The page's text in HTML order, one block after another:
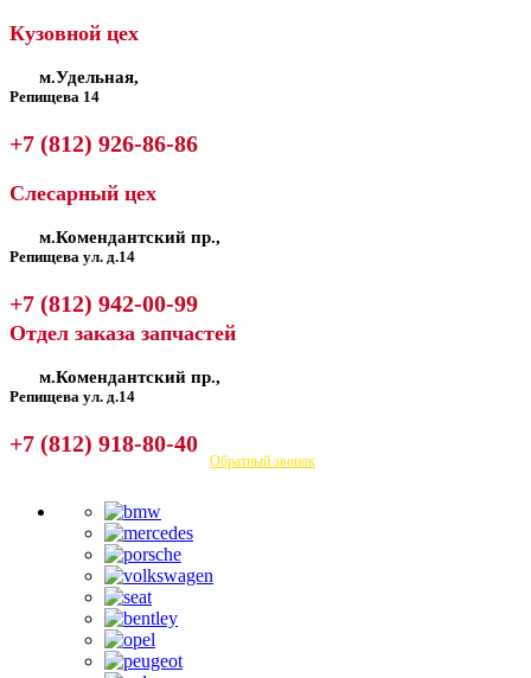
Кузовной цех
м.Удельная,
Репищева 14
+7 (812) 926-86-86
Слесарный цех
м.Комендантский пр.,
Репищева ул. д.14
+7 (812) 942-00-99
Отдел заказа запчастей
м.Комендантский пр.,
Репищева ул. д.14
+7 (812) 918-80-40
Посмотреть на карте Обратный звонок